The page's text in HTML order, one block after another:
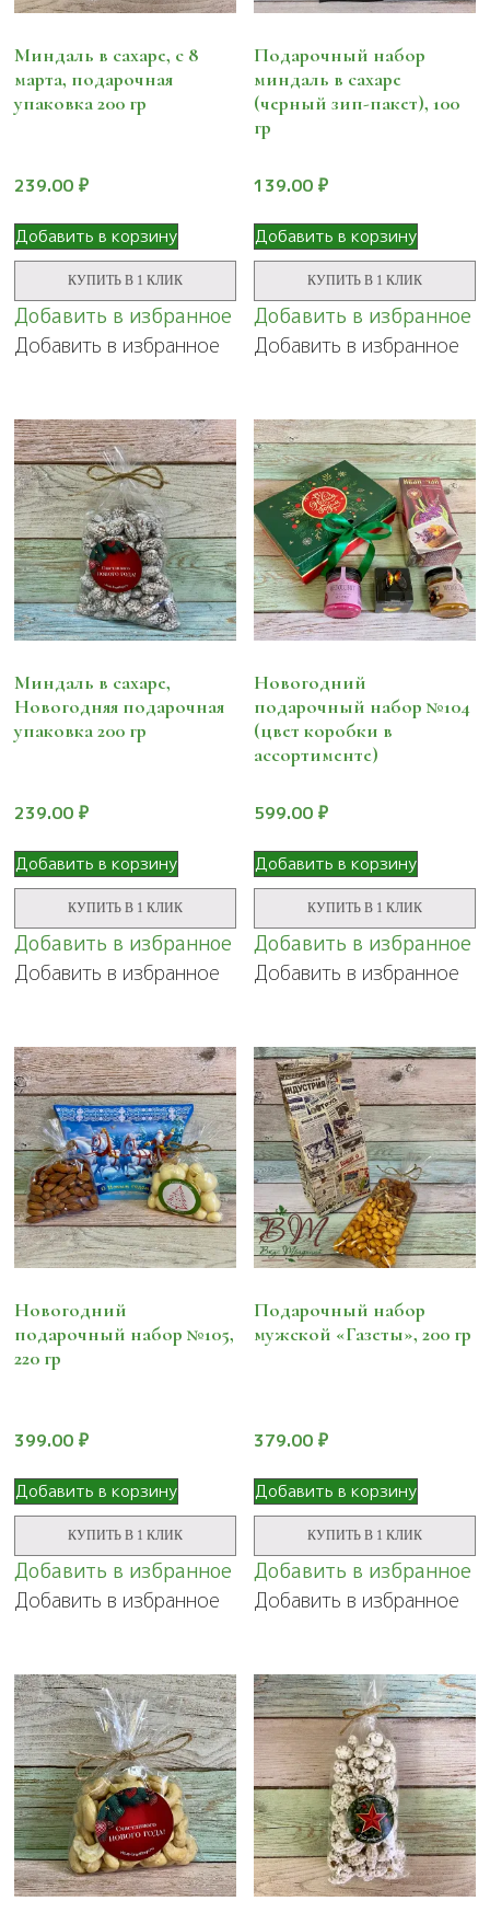
Миндаль в сахаре, с 8
марта, подарочная
упаковка 200 гр
239.00 ₽
Добавить в корзину
КУПИТЬ В 1 КЛИК
Добавить в избранное
Добавить в избранное
Подарочный набор
миндаль в сахаре
(черный зип-пакет), 100
гр
139.00₽
Добавить в корзину
КУПИТЬ В 1 КЛИК
Добавить в избранное
Добавить в избранное
Миндаль в сахаре,
Новогодняя подарочная
упаковка 200 гр
239.00 ₽
Добавить в корзину
КУПИТЬ В 1 КЛИК
Добавить в избранное
Добавить в избранное
Новогодний
подарочный набор №104
(цвет коробки в
ассортименте)
599.00₽
Добавить в корзину
КУПИТЬ В 1 КЛИК
Добавить в избранное
Добавить в избранное
Новогодний
подарочный набор №105,
220 гр
399.00 ₽
Добавить в корзину
КУПИТЬ В 1 КЛИК
Добавить в избранное
Добавить в избранное
Подарочный набор
мужской «Газеты», 200 гр
379.00₽
Добавить в корзину
КУПИТЬ В 1 КЛИК
Добавить в избранное
Добавить в избранное